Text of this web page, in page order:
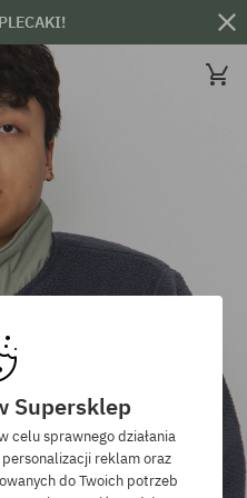
Supersklep
celu sprawnego działania
reklam oraz
do Twoich potrzeb